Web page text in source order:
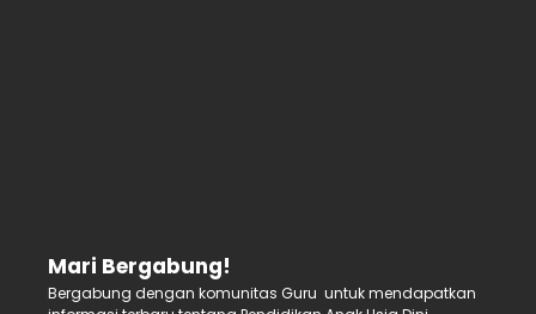
Mari Bergabung!
Bergabung dengan komunitas Guru untuk mendapatkan